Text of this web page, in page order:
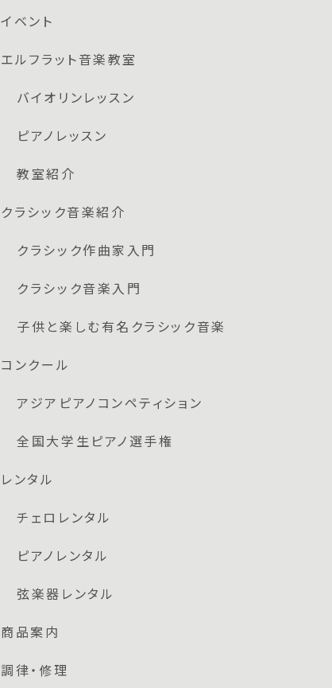
イベント
エルフラット音楽教室
バイオリンレッスン
ピアノレッスン
教室紹介
クラシック音楽紹介
クラシック作曲家入門
クラシック音楽入門
子供と楽しむ有名クラシック音楽
コンクール
アジアピアノコンペティション
全国大学生ピアノ選手権
レンタル
チェロレンタル
ピアノレンタル
弦楽器レンタル
商品案内
調律・修理